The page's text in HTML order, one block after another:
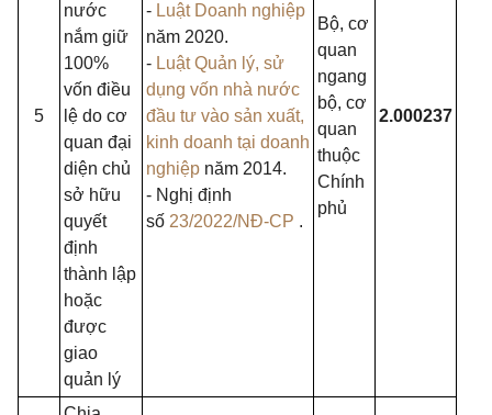
5
nước
nắm giữ
100%
vốn điều
lệ do cơ
quan đại
diện chủ
sở hữu
quyết
định
thành lập
hoặc
được
giao
quản lý
- Luật Doanh nghiệp
năm 2020.
- Luật Quản lý, sử
dụng vốn nhà nước
đầu tư vào sản xuất,
kinh doanh tại doanh
nghiệp năm 2014.
- Nghị định
số 23/2022/NĐ-CP .
Bộ, cơ
quan
ngang
bộ, cơ
quan
thuộc
Chính
phủ
2.000237